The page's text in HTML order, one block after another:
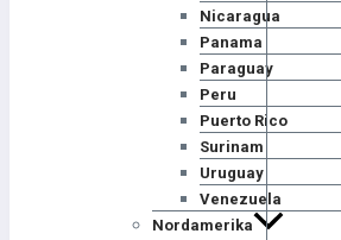
Nicaragua
Panama
Paraguay
Peru
Puerto Rico
Surinam
Uruguay
Venezuela
Nordamerika